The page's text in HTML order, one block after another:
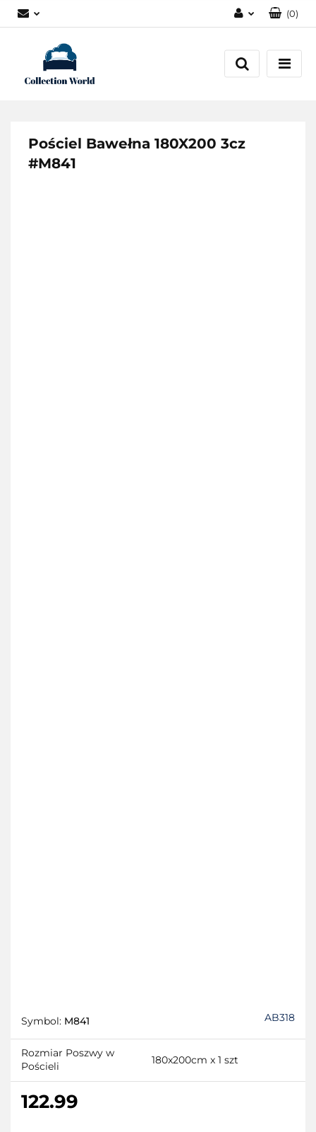
Zarejestruj się
(0)
Pościel Bawełna 180X200 3cz
#M841
Symbol: M841 AB318
Rozmiar Poszwy w
Pościeli
180x200cm x 1 szt
122.99